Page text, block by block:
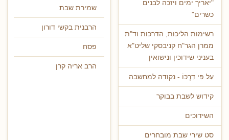
"יאריך ימים ויזכה לבנים
כשרים"
רשימות הליכות, הדרכות וד"ת
ממרן הגר"ח קניבסקי שליט"א
בעניני שידוכין ונישואין
עַל פִּי דַרְכּוֹ - נקודה למחשבה
קידוש לשבת בבוקר
השידוכים
סט שירי שבת מובחרים
שמירת שבת
הרבנית בקשי דורון
פסח
הרב אריה קרן